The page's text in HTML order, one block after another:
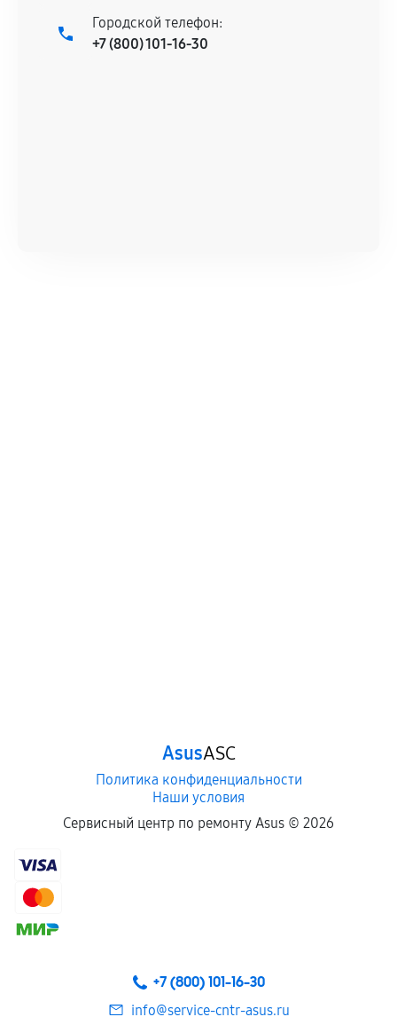
Городской телефон:
+7 (800) 101-16-30
AsusASC
Политика конфиденциальности
Наши условия
Сервисный центр по ремонту Asus © 2026
+7 (800) 101-16-30
info@service-cntr-asus.ru